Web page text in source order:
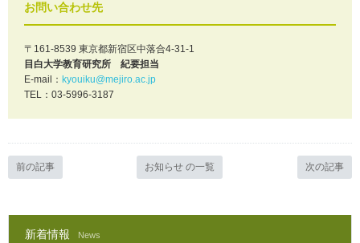
お問い合わせ先
〒161-8539 東京都新宿区中落合4-31-1
目白大学教育研究所 紀要担当
E-mail： kyouiku@mejiro.ac.jp
TEL：03-5996-3187
前の記事 お知らせ の一覧 次の記事
新着情報 News